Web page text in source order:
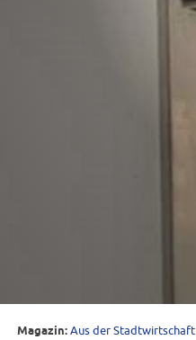
Magazin:Aus der Stadtwirtschaft